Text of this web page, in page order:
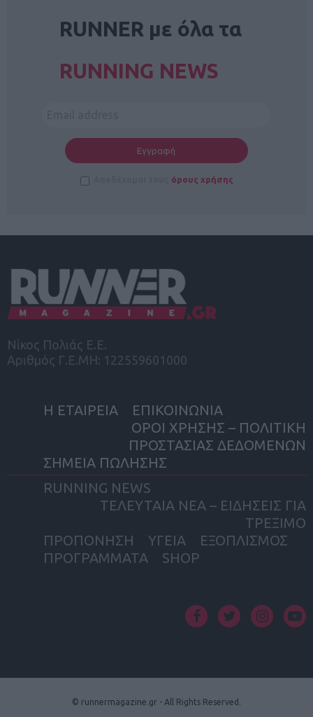
RUNNER με όλα τα
RUNNING NEWS
όρους χρήσης
Νίκος Πολιάς Ε.Ε.
Αριθμός Γ.Ε.ΜΗ: 122559601000
Η ΕΤΑΙΡΕΙΑ
ΕΠΙΚΟΙΝΩΝΙΑ
ΟΡΟΙ ΧΡΗΣΗΣ – ΠΟΛΙΤΙΚΗ
ΠΡΟΣΤΑΣΙΑΣ ΔΕΔΟΜΕΝΩΝ
ΣΗΜΕΙΑ ΠΩΛΗΣΗΣ
RUNNING NEWS
ΤΕΛΕΥΤΑΙΑ ΝΕΑ – ΕΙΔΗΣΕΙΣ ΓΙΑ
ΤΡΕΞΙΜΟ
ΠΡΟΠΟΝΗΣΗ
ΥΓΕΙΑ
ΕΞΟΠΛΙΣΜΟΣ
ΠΡΟΓΡΑΜΜΑΤΑ
SHOP
© runnermagazine.gr - All Rights Reserved.